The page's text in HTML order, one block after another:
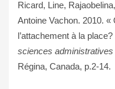
Ricard, Line,
Antoine Vachon. 2010. «
l’attachement à la place?
sciences
Régina, Canada, p.2-14.